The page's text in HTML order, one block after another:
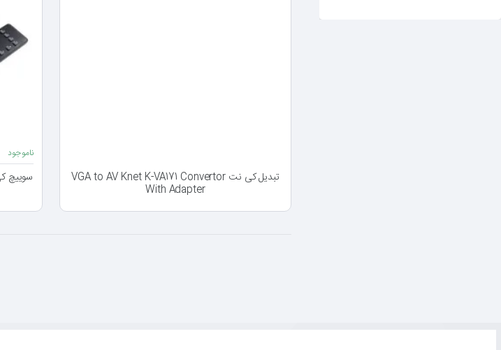
تبدیل کی نت VGA to AV Knet K-VA171 Convertor
With Adapter
ناموجود